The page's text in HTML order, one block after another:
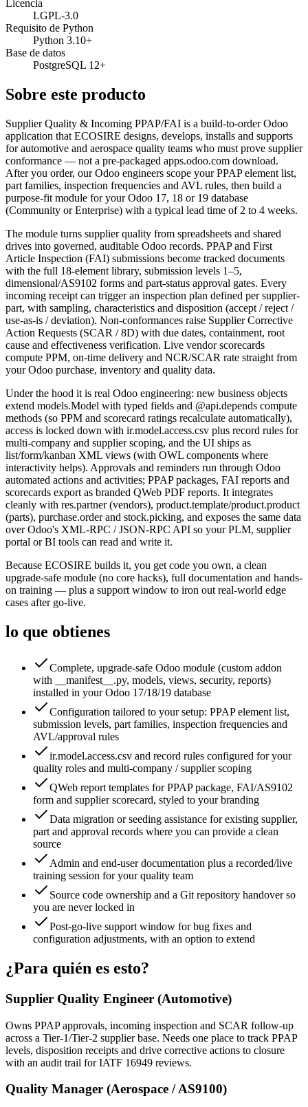
Licencia
LGPL-3.0
Requisito de Python
Python 3.10+
Base de datos
PostgreSQL 12+
Sobre este producto
Supplier Quality & Incoming PPAP/FAI is a build-to-order Odoo
application that ECOSIRE designs, develops, installs and supports
for automotive and aerospace quality teams who must prove supplier
conformance — not a pre-packaged apps.odoo.com download.
After you order, our Odoo engineers scope your PPAP element list,
part families, inspection frequencies and AVL rules, then build a
purpose-fit module for your Odoo 17, 18 or 19 database
(Community or Enterprise) with a typical lead time of 2 to 4 weeks.
The module turns supplier quality from spreadsheets and shared
drives into governed, auditable Odoo records. PPAP and First
Article Inspection (FAI) submissions become tracked documents
with the full 18-element library, submission levels 1–5,
dimensional/AS9102 forms and part-status approval gates. Every
incoming receipt can trigger an inspection plan defined per supplier-
part, with sampling, characteristics and disposition (accept / reject /
use-as-is / deviation). Non-conformances raise Supplier Corrective
Action Requests (SCAR / 8D) with due dates, containment, root
cause and effectiveness verification. Live vendor scorecards
compute PPM, on-time delivery and NCR/SCAR rate straight from
your Odoo purchase, inventory and quality data.
Under the hood it is real Odoo engineering: new business objects
extend models.Model with typed fields and @api.depends compute
methods (so PPM and scorecard ratings recalculate automatically),
access is locked down with ir.model.access.csv plus record rules for
multi-company and supplier scoping, and the UI ships as
list/form/kanban XML views (with OWL components where
interactivity helps). Approvals and reminders run through Odoo
automated actions and activities; PPAP packages, FAI reports and
scorecards export as branded QWeb PDF reports. It integrates
cleanly with res.partner (vendors), product.template/product.product
(parts), purchase.order and stock.picking, and exposes the same data
over Odoo's XML-RPC / JSON-RPC API so your PLM, supplier
portal or BI tools can read and write it.
Because ECOSIRE builds it, you get code you own, a clean
upgrade-safe module (no core hacks), full documentation and hands-
on training — plus a support window to iron out real-world edge
cases after go-live.
lo que obtienes
Complete, upgrade-safe Odoo module (custom addon
with __manifest__.py, models, views, security, reports)
installed in your Odoo 17/18/19 database
Configuration tailored to your setup: PPAP element list,
submission levels, part families, inspection frequencies and
AVL/approval rules
ir.model.access.csv and record rules configured for your
quality roles and multi-company / supplier scoping
QWeb report templates for PPAP package, FAI/AS9102
form and supplier scorecard, styled to your branding
Data migration or seeding assistance for existing supplier,
part and approval records where you can provide a clean
source
Admin and end-user documentation plus a recorded/live
training session for your quality team
Source code ownership and a Git repository handover so
you are never locked in
Post-go-live support window for bug fixes and
configuration adjustments, with an option to extend
¿Para quién es esto?
Supplier Quality Engineer (Automotive)
Owns PPAP approvals, incoming inspection and SCAR follow-up
across a Tier-1/Tier-2 supplier base. Needs one place to track PPAP
levels, disposition receipts and drive corrective actions to closure
with an audit trail for IATF 16949 reviews.
Quality Manager (Aerospace / AS9100)